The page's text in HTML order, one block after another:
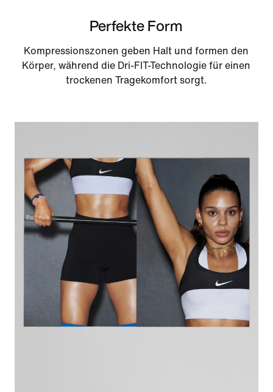
Perfekte Form
Kompressionszonen geben Halt und formen den
Körper, während die Dri-FIT-Technologie für einen
trockenen Tragekomfort sorgt.